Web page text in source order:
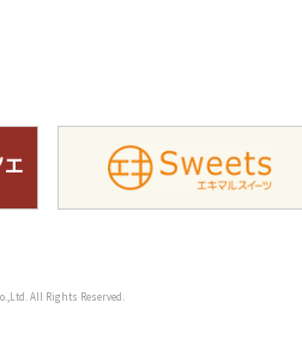
All Rights Reserved.